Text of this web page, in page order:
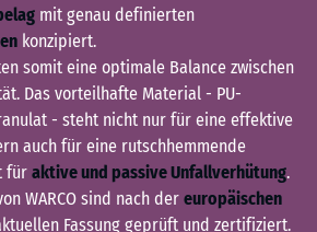
mit genau definierten
konzipiert.
somit eine optimale Balance zwischen
Das vorteilhafte Material - PU-
- steht nicht nur für eine effektive
auch für eine rutschhemmende
für aktive und passive Unfallverhütung.
WARCO sind nach der europäischen
Fassung geprüft und zertifiziert.